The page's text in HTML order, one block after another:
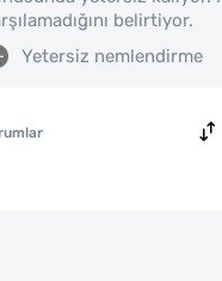
belirtiyor.
Yetersiz nemlendirme